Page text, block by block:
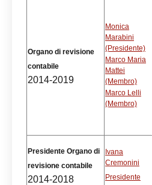
Organo di revisione
contabile
2014-2019
Monica
Marabini
(Presidente)
Marco Maria
Mattei
(Membro)
Marco Lelli
(Membro)
Presidente Organo di
revisione contabile
2014-2018
Ivana
Cremonini
Presidente